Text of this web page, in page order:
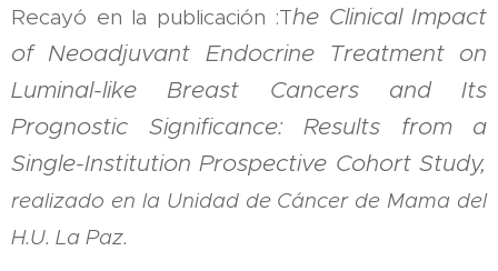
Recayó en la publicación :The Clinical Impact
of Neoadjuvant Endocrine Treatment on
Luminal-like Breast Cancers and Its
Prognostic Significance: Results from a
Single-Institution Prospective Cohort Study,
realizado en la Unidad de Cáncer de Mama del
H.U. La Paz.